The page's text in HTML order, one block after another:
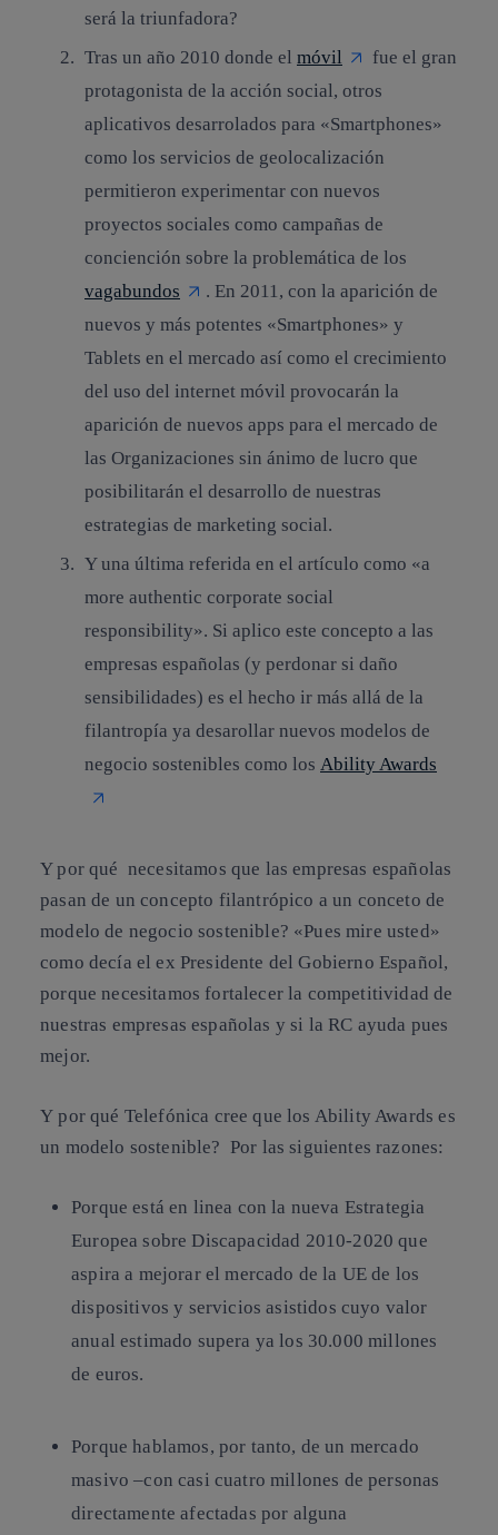
será la triunfadora?
Tras un año 2010 donde el móvil
fue el gran
protagonista de la acción social, otros
aplicativos desarrolados para «Smartphones»
como los servicios de geolocalización
permitieron experimentar con nuevos
proyectos sociales como campañas de
conciención sobre la problemática de los
vagabundos
. En 2011, con la aparición de
nuevos y más potentes «Smartphones» y
Tablets en el mercado así como el crecimiento
del uso del internet móvil provocarán la
aparición de nuevos apps para el mercado de
las Organizaciones sin ánimo de lucro que
posibilitarán el desarrollo de nuestras
estrategias de marketing social.
Y una última referida en el artículo como «a
more authentic corporate social
responsibility». Si aplico este concepto a las
empresas españolas (y perdonar si daño
sensibilidades) es el hecho ir más allá de la
filantropía ya desarollar nuevos modelos de
negocio sostenibles como los Ability Awards
Y por qué necesitamos que las empresas españolas
pasan de un concepto filantrópico a un conceto de
modelo de negocio sostenible? «Pues mire usted»
como decía el ex Presidente del Gobierno Español,
porque necesitamos fortalecer la competitividad de
nuestras empresas españolas y si la RC ayuda pues
mejor.
Y por qué Telefónica cree que los Ability Awards es
un modelo sostenible? Por las siguientes razones:
Porque está en linea con la nueva Estrategia
Europea sobre Discapacidad 2010-2020 que
aspira a mejorar el mercado de la UE de los
dispositivos y servicios asistidos cuyo valor
anual estimado supera ya los 30.000 millones
de euros.
Porque hablamos, por tanto, de un mercado
masivo –con casi cuatro millones de personas
directamente afectadas por alguna